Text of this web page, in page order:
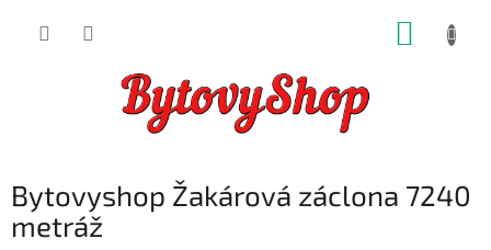
Bytovyshop Žakárová záclona 7240
metráž